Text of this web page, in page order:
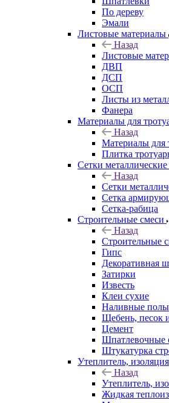
По дереву
Эмали
Листовые материалы
Назад
Листовые
ДВП
ДСП
ОСП
Листы из
Фанера
Материалы для
Назад
Материалы для
Плитка
Сетки металлические
Назад
Сетки
Сетка
Сетка-рабица
Строительные смеси
Назад
Строительные
Гипс
Декоративная
Затирки
Известь
Клеи сухие
Наливные полы
Щебень, песок
Цемент
Шпатлевочные
Штукатурка
Утеплитель, изоляция
Назад
Утеплитель,
Жидкая